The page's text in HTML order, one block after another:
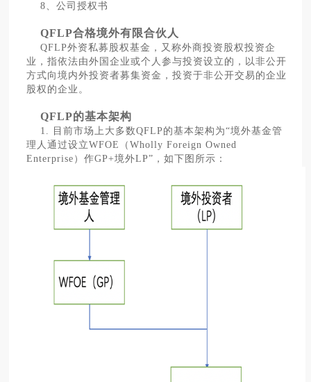
8、公司授权书
QFLP合格境外有限合伙人
QFLP外资私募股权基金，又称外商投资股权投资企
业，指依法由外国企业或个人参与投资设立的，以非公开
方式向境内外投资者募集资金，投资于非公开交易的企业
股权的企业。
QFLP的基本架构
1. 目前市场上大多数QFLP的基本架构为“境外基金管
理人通过设立WFOE（Wholly Foreign Owned
Enterprise）作GP+境外LP”，如下图所示：